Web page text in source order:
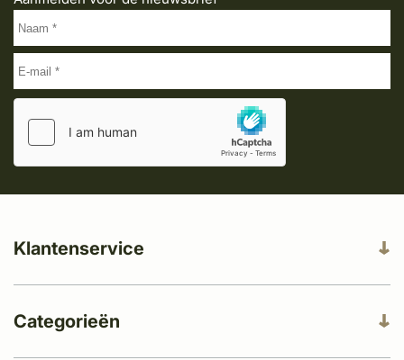
Klantenservice
Categorieën